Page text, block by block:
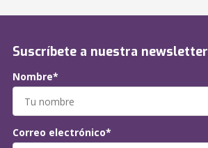
Suscríbete a nuestra newsletter
Nombre*
Correo electrónico*